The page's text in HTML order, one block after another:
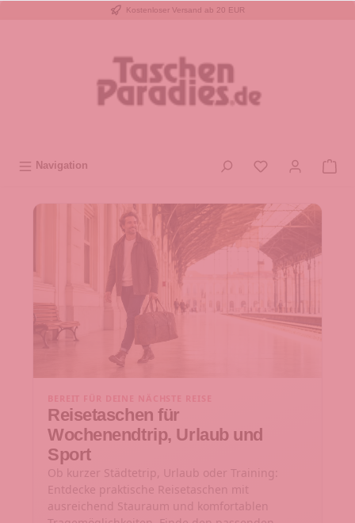
Kostenloser Versand ab 20 EUR
Navigation
Reisetaschen für
Wochenendtrip, Urlaub und
Sport
Ob kurzer Städtetrip, Urlaub oder Training:
Entdecke praktische Reisetaschen mit
ausreichend Stauraum und komfortablen